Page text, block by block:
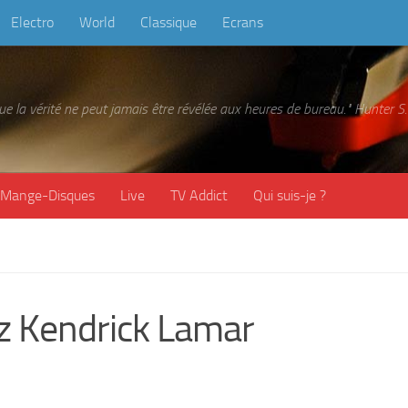
Electro World Classique Ecrans
la vérité ne peut jamais être révélée aux heures de bureau." Hunter
Mange-Disques Live TV Addict Qui suis-je ?
Kendrick Lamar